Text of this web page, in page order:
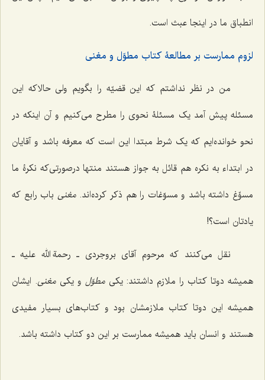
انطباق ما در اینجا عبث است.
لزوم ممارست بر مطالعۀ کتاب مطوّل و مغنی
من در نظر نداشتم که این قضیّه را بگویم ولی حالاکه این
مسئله پیش آمد یک مسئلۀ نحوی را مطرح می‌کنیم و آن اینکه در
نحو خوانده‌ایم که یک شرط مبتدا این است که معرفه باشد و آقایان
در ابتداء به نکره هم قائل به جواز هستند منتها درصورتی‌که نکرۀ ما
مسوِّغ داشته باشد و مسوّغات را هم ذکر کرده‌اند.مغنی باب رابع که
یادتان است؟!
نقل می‌کنند که مرحوم آقای بروجردی ـ رحمة الله علیه ـ
همیشه دوتا کتاب را ملازم داشتند: یکی مطوّل و یکی مغنی. ایشان
همیشه این دوتا کتاب ملازمشان بود و کتاب‌های بسیار مفیدی
هستند و انسان باید همیشه ممارست بر این دو کتاب داشته باشد.